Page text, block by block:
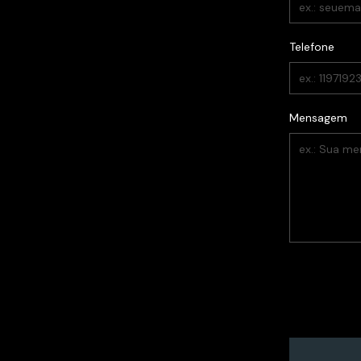
Telefone
Mensagem